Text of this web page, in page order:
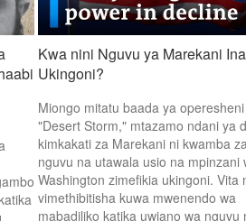
Kwa nini Nguvu ya Marekani
Ukingoni?
Miongo mitatu baada ya
"Desert Storm," mtazamo ndani ya
kimkakati za Marekani ni kwamba
nguvu na utawala usio na mpinzani
Washington zimefikia ukingoni. Vita
vimethibitisha kuwa mwenendo wa
mabadiliko katika uwiano wa nguvu